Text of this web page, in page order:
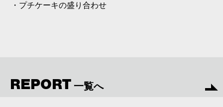
・プチケーキの盛り合わせ
REPORT 一覧へ